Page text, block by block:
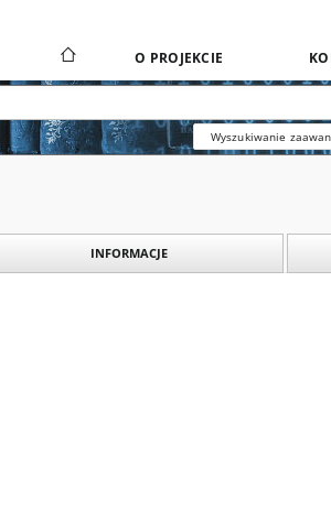
O PROJEKCIE
Wyszukiwanie
INFORMACJE